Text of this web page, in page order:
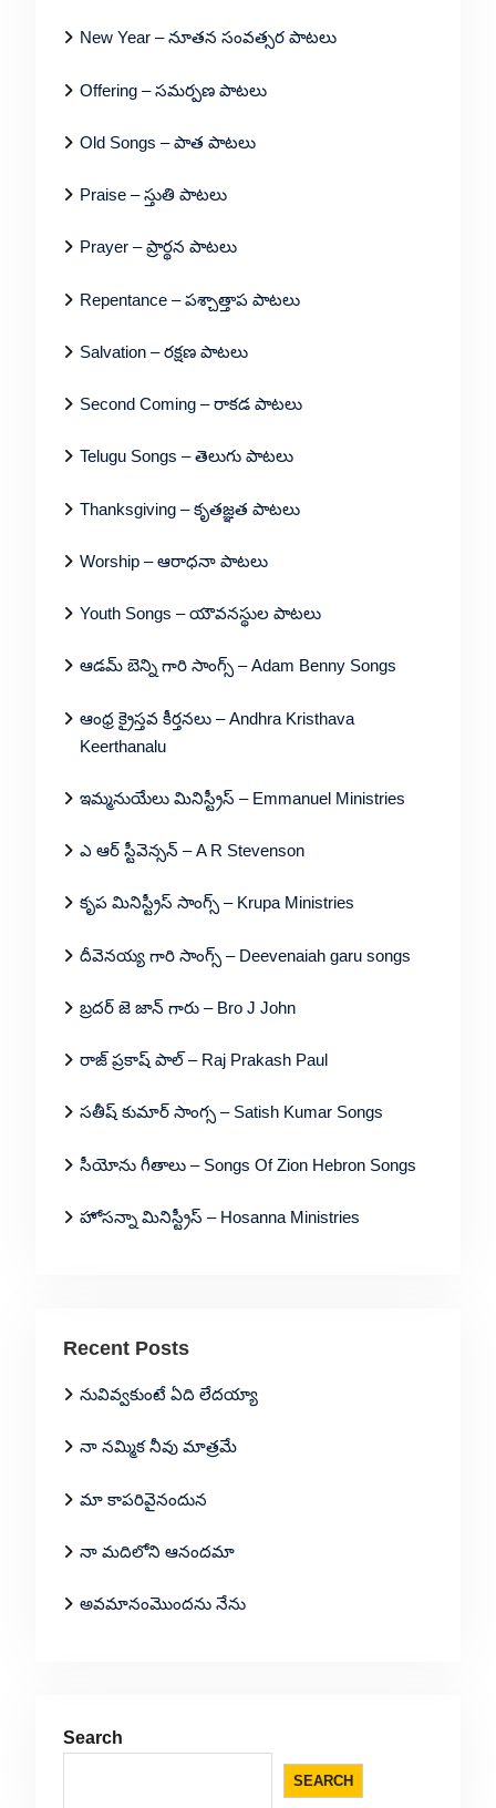
New Year – నూతన సంవత్సర పాటలు
Offering – సమర్పణ పాటలు
Old Songs – పాత పాటలు
Praise – స్తుతి పాటలు
Prayer – ప్రార్థన పాటలు
Repentance – పశ్చాత్తాప పాటలు
Salvation – రక్షణ పాటలు
Second Coming – రాకడ పాటలు
Telugu Songs – తెలుగు పాటలు
Thanksgiving – కృతజ్ఞత పాటలు
Worship – ఆరాధనా పాటలు
Youth Songs – యౌవనస్థుల పాటలు
ఆడమ్ బెన్ని గారి సాంగ్స్ – Adam Benny Songs
ఆంధ్ర క్రైస్తవ కీర్తనలు – Andhra Kristhava
Keerthanalu
ఇమ్మనుయేలు మినిస్ట్రీస్ – Emmanuel Ministries
ఎ ఆర్ స్టీవెన్సన్ – A R Stevenson
కృప మినిస్ట్రీస్ సాంగ్స్ – Krupa Ministries
దీవెనయ్య గారి సాంగ్స్ – Deevenaiah garu songs
బ్రదర్ జె జాన్ గారు – Bro J John
రాజ్ ప్రకాష్ పాల్ – Raj Prakash Paul
సతీష్ కుమార్ సాంగ్స – Satish Kumar Songs
సీయోను గీతాలు – Songs Of Zion Hebron Songs
హోసన్నా మినిస్ట్రీస్ – Hosanna Ministries
Recent Posts
నువివ్వకుంటే ఏది లేదయ్యా
నా నమ్మిక నీవు మాత్రమే
మా కాపరివైనందున
నా మదిలోని ఆనందమా
అవమానంమొందను నేను
Search
SEARCH